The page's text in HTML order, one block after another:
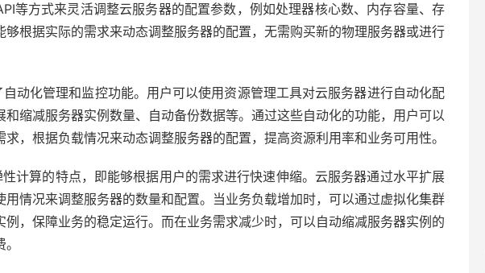
等方式来灵活调整云服务器的配置参数，例如处理器核心数、内存容量、存
够根据实际的需求来动态调整服务器的配置，无需购买新的物理服务器或进行
动化管理和监控功能。用户可以使用资源管理工具对云服务器进行自动化配
和缩减服务器实例数量、自动备份数据等。通过这些自动化的功能，用户可以
，根据负载情况来动态调整服务器的配置，提高资源利用率和业务可用性。
计算的特点，即能够根据用户的需求进行快速伸缩。云服务器通过水平扩展
用情况来调整服务器的数量和配置。当业务负载增加时，可以通过虚拟化集群
例，保障业务的稳定运行。而在业务需求减少时，可以自动缩减服务器实例的